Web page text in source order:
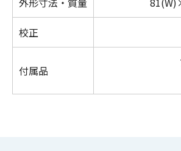
校正
付属品